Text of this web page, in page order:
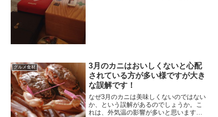
グルメ食材
3月のカニはおいしくないと心配
されている方が多い様ですが大き
な誤解です！
なぜ3月のカニは美味しくないのではない
か、という誤解があるのでしょうか。こ
れは、外気温の影響が多いと思います。